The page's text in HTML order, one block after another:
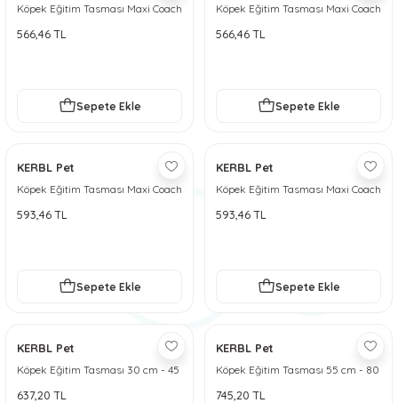
Aksesuarları
Köpek Eğitim Tasması Maxi Coach
566,46 TL
Sepete Ekle
Köpek Eğitim Tasması Maxi Coach
566,46 TL
Sepete Ekle
KERBL Pet
Köpek Eğitim Tasması Maxi Coach
593,46 TL
Sepete Ekle
KERBL Pet
Köpek Eğitim Tasması Maxi Coach
593,46 TL
Sepete Ekle
KERBL Pet
Köpek Eğitim Tasması 30 cm - 45
637,20 TL
KERBL Pet
Köpek Eğitim Tasması 55 cm - 80
745,20 TL